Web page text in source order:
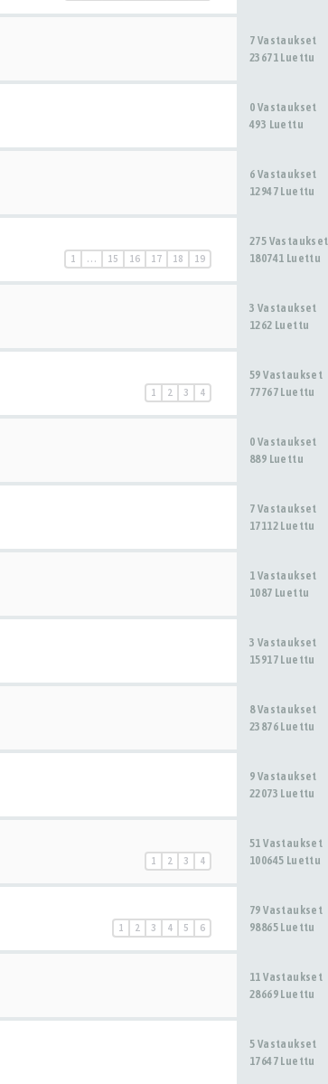
7 Vastaukset
23671 Luettu
0 Vastaukset
493 Luettu
6 Vastaukset
12947 Luettu
1 … 15 16 17 18 19
275 Vastaukset
180741 Luettu
3 Vastaukset
1262 Luettu
1 2 3 4
59 Vastaukset
77767 Luettu
0 Vastaukset
889 Luettu
7 Vastaukset
17112 Luettu
1 Vastaukset
1087 Luettu
3 Vastaukset
15917 Luettu
8 Vastaukset
23876 Luettu
9 Vastaukset
22073 Luettu
1 2 3 4
51 Vastaukset
100645 Luettu
1 2 3 4 5 6
79 Vastaukset
98865 Luettu
11 Vastaukset
28669 Luettu
5 Vastaukset
17647 Luettu